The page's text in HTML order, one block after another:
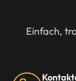
Einfach,